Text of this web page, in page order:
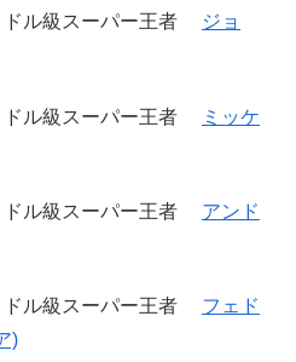
ドル級スーパー王者
ジョ
ドル級スーパー王者
ミッケ
ドル級スーパー王者 アンド
ドル級スーパー王者 フェド
)